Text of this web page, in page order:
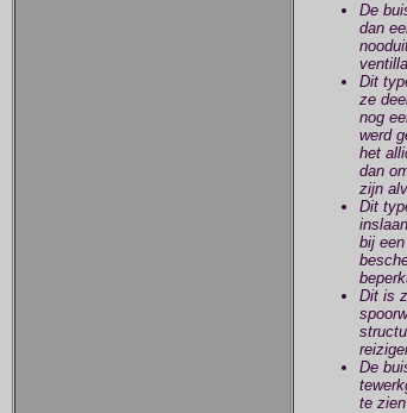
De
dan
Dit
ze
nog
werd
het
dan
zijn
Dit
bij
Dit is
De
te zien